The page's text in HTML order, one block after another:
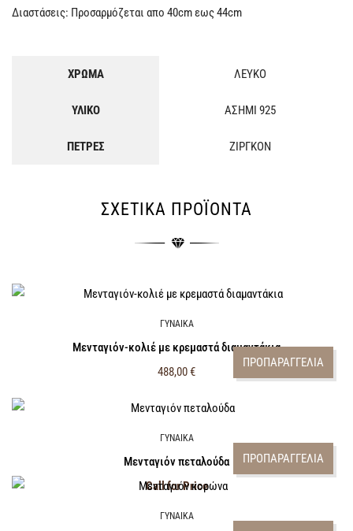
Διαστάσεις: Προσαρμόζεται απο 40cm εως 44cm
ΧΡΩΜΑ ΛΕΥΚΟ
ΥΛΙΚΟ ΑΣΗΜΙ 925
ΠΕΤΡΕΣ ΖΙΡΓΚΟΝ
ΣΧΕΤΙΚΆ ΠΡΟΪΌΝΤΑ
ΠΡΟΠΑΡΑΓΓΕΛΙΑ
ΓΥΝΑΙΚΑ
Μενταγιόν-κολιέ με κρεμαστά διαμαντάκια
488,00€
ΠΡΟΠΑΡΑΓΓΕΛΙΑ
ΓΥΝΑΙΚΑ
Μενταγιόν πεταλούδα
Call for Price
ΓΥΝΑΙΚΑ